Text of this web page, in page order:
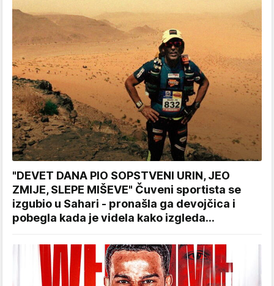
"DEVET DANA PIO SOPSTVENI URIN, JEO
ZMIJE, SLEPE MIŠEVE" Čuveni sportista se
izgubio u Sahari - pronašla ga devojčica i
pobegla kada je videla kako izgleda...